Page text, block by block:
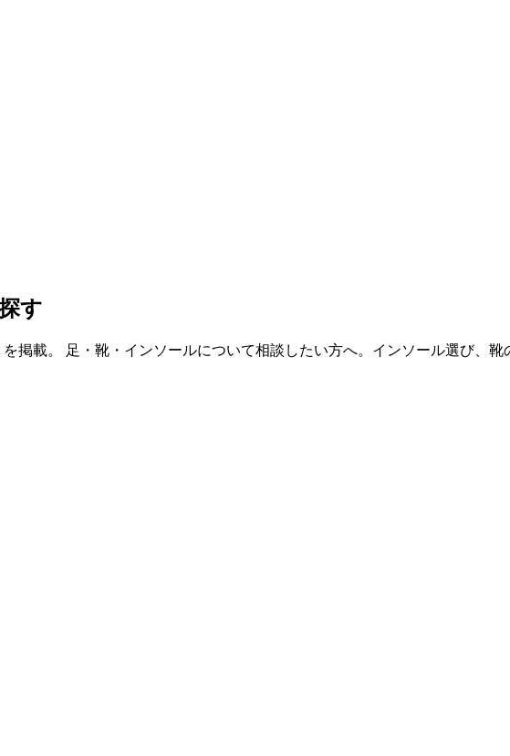
す
を掲載。 足・靴・インソールについて相談したい方へ。インソール選び、